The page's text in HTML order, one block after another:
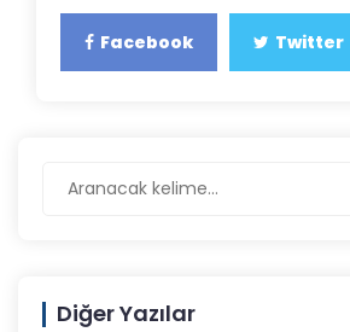
Facebook Twitter
Diğer Yazılar